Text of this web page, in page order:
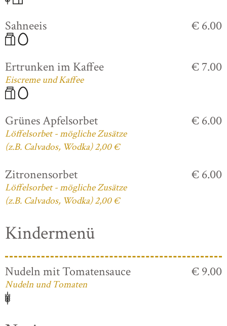
Sahneeis € 6.00
Ertrunken im Kaffee
Eiscreme und Kaffee
€ 7.00
Grünes Apfelsorbet
Löffelsorbet - mögliche Zusätze
(z.B. Calvados, Wodka) 2,00 €
€ 6.00
Zitronensorbet
Löffelsorbet - mögliche Zusätze
(z.B. Calvados, Wodka) 2,00 €
€ 6.00
Kindermenü
Nudeln mit Tomatensauce
Nudeln und Tomaten
€ 9.00